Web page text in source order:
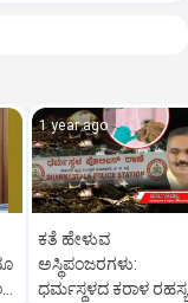
1 year ago
ಕತೆ ಹೇಳುವ
ಅಸ್ಥಿಪಂಜರಗಳು:
ಧರ್ಮಸ್ಥಳದ‌ ಕರಾಳ ರಹಸ್ಯ